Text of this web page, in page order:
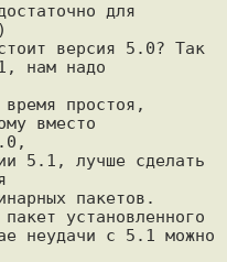
для
версия 5.0? Так
нам надо
простоя,
вместо
5.1, лучше сделать
пакетов.
установленного
неудачи с 5.1 можно